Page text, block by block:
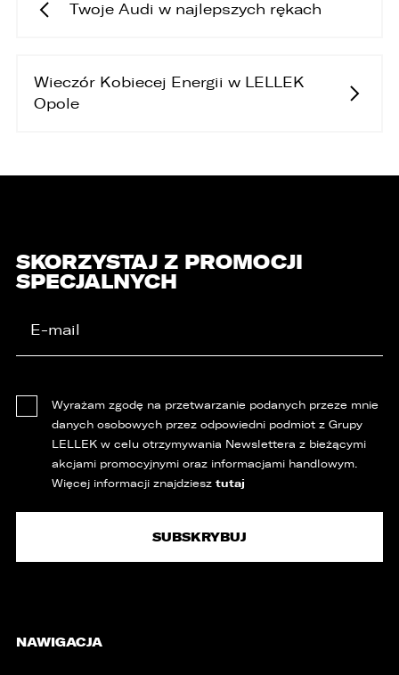
Twoje Audi w najlepszych rękach
Wieczór Kobiecej Energii w LELLEK
Opole
SKORZYSTAJ Z PROMOCJI
SPECJALNYCH
Wyrażam zgodę na przetwarzanie podanych przeze mnie
danych osobowych przez odpowiedni podmiot z Grupy
LELLEK w celu otrzymywania Newslettera z bieżącymi
akcjami promocyjnymi oraz informacjami handlowym.
Więcej informacji znajdziesz tutaj
NAWIGACJA